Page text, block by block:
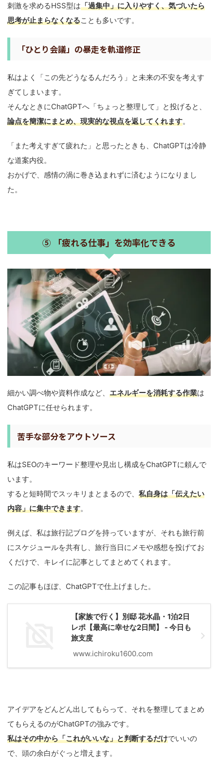
刺激を求めるHSS型は「過集中」に入りやすく、気づいたら
思考が止まらなくなることも多いです。
「ひとり会議」の暴走を軌道修正
私はよく「この先どうなるんだろう」と未来の不安を考えす
ぎてしまいます。
そんなときにChatGPTへ「ちょっと整理して」と投げると、
論点を簡潔にまとめ、現実的な視点を返してくれます。
「また考えすぎて疲れた」と思ったときも、ChatGPTは冷静
な道案内役。
おかげで、感情の渦に巻き込まれずに済むようになりまし
た。
⑤ 「疲れる仕事」を効率化できる
細かい調べ物や資料作成など、 エネルギーを消耗する作業は
ChatGPTに任せられます。
苦手な部分をアウトソース
私はSEOのキーワード整理や見出し構成をChatGPTに頼んで
います。
すると短時間でスッキリまとまるので、 私自身は「伝えたい
内容」に集中できます。
例えば、私は旅行記ブログを持っていますが、それも旅行前
にスケジュールを共有し、旅行当日にメモや感想を投げてお
くだけで、キレイに記事としてまとめてくれます。
この記事もほぼ、ChatGPTで仕上げました。
【家族で行く】別邸 花水晶・1泊2日
レポ【最高に幸せな2日間】 - 今日も
旅支度
www.ichiroku1600.com
アイデアをどんどん出してもらって、それを整理してまとめ
てもらえるのがChatGPTの強みです。
私はその中から「これがいいな」と判断するだけでいいの
で、頭の余白がぐっと増えます。